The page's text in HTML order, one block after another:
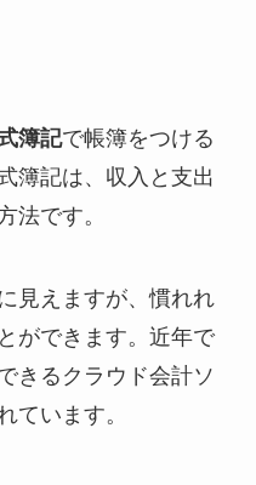
簿記で帳簿をつける
簿記は、収入と支出
法です。
見えますが、慣れれ
ができます。近年で
きるクラウド会計ソ
ています。